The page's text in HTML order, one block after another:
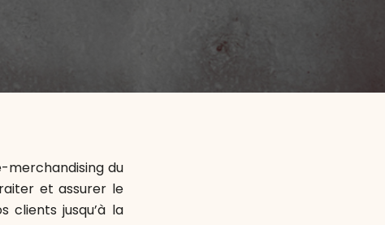
merchandising du
et assurer le
clients jusqu’à la